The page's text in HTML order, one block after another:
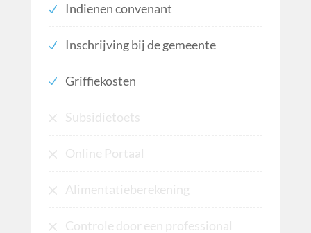
Indienen convenant
Inschrijving bij de gemeente
Griffiekosten
Subsidietoets
Online Portaal
Alimentatieberekening
Controle door een professional